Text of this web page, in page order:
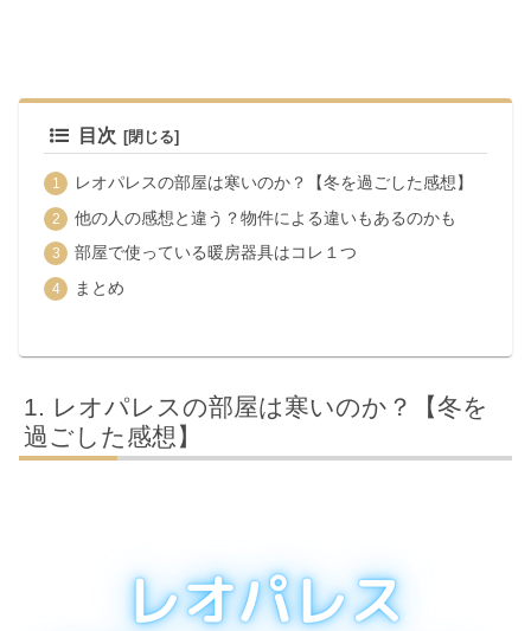
目次
レオパレスの部屋は寒いのか？【冬を過ごした感想】
他の人の感想と違う？物件による違いもあるのかも
部屋で使っている暖房器具はコレ１つ
まとめ
レオパレスの部屋は寒いのか？【冬を
過ごした感想】